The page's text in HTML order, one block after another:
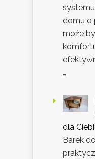
domu o
może
…
dla
Barek